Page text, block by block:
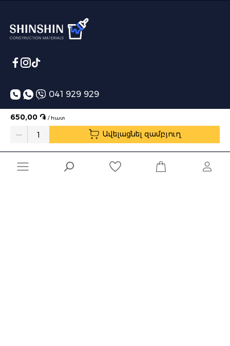
650,00 ֏ / հատ
Quantity Ավելացնել զամբյուղ
041 929 929
info@shinshin.am
Առաքման ժամեր՝ 10:00-19:00
Ընկերություն